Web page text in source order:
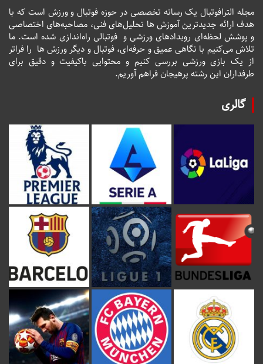
مجله الترافوتبال یک رسانه تخصصی در حوزه فوتبال و ورزش است که با
هدف ارائه جدیدترین آموزش ها تحلیل‌های فنی، مصاحبه‌های اختصاصی
و پوشش لحظه‌ای رویدادهای ورزشی و فوتبالی راه‌اندازی شده است. ما
تلاش می‌کنیم با نگاهی عمیق و حرفه‌ای، فوتبال و دیگر ورزش ها را فراتر
از یک بازی ورزشی بررسی کنیم و محتوایی باکیفیت و دقیق برای
طرفداران این رشته پرهیجان فراهم آوریم.
گالری